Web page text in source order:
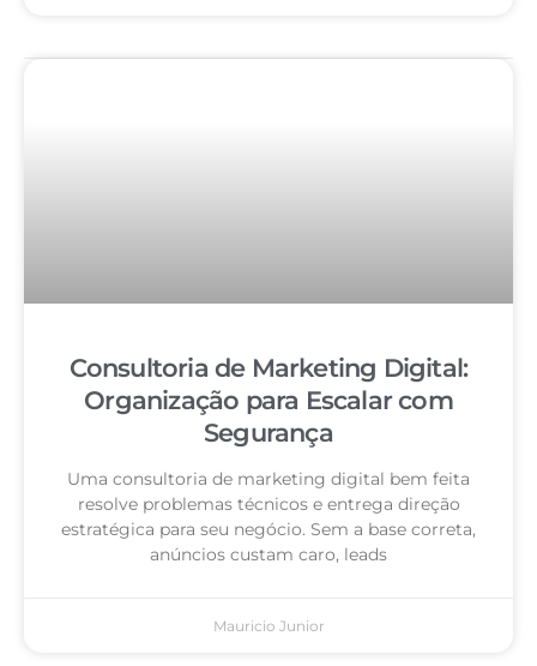
Consultoria de Marketing Digital:
Organização para Escalar com
Segurança
Uma consultoria de marketing digital bem feita
resolve problemas técnicos e entrega direção
estratégica para seu negócio. Sem a base correta,
anúncios custam caro, leads
Mauricio Junior